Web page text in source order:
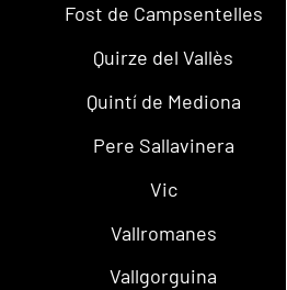
Fost de Campsentelles
Quirze del Vallès
Quintí de Mediona
Pere Sallavinera
Vic
Vallromanes
Vallgorguina